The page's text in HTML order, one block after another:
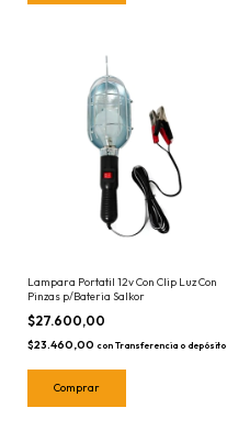
Lampara Portatil 12v Con Clip Luz Con
Pinzas p/Bateria Salkor
$27.600,00
$23.460,00 con Transferencia o depósito